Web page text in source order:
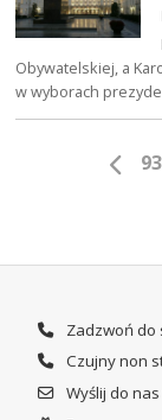
Obywatelskiej, a
w wyborach
93
Zadzwoń do
Czujny non
Wyślij do